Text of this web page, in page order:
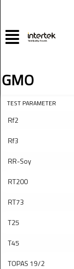
GMO
TEST PARAMETER
Rf2
Rf3
RR-Soy
RT200
RT73
T25
T45
TOPAS 19/2